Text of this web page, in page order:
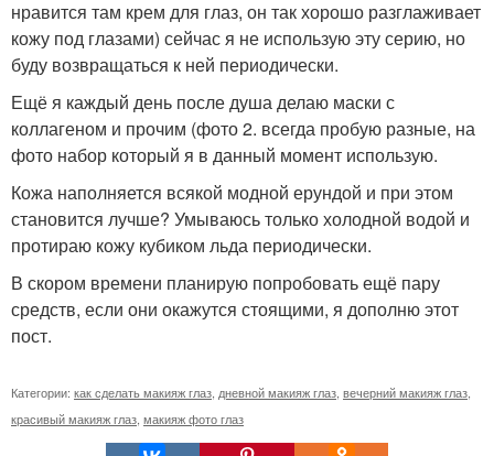
нравится там крем для глаз, он так хорошо разглаживает
кожу под глазами) сейчас я не использую эту серию, но
буду возвращаться к ней периодически.
Ещё я каждый день после душа делаю маски с
коллагеном и прочим (фото 2. всегда пробую разные, на
фото набор который я в данный момент использую.
Кожа наполняется всякой модной ерундой и при этом
становится лучше? Умываюсь только холодной водой и
протираю кожу кубиком льда периодически.
В скором времени планирую попробовать ещё пару
средств, если они окажутся стоящими, я дополню этот
пост.
Категории: как сделать макияж глаз дневной макияж глаз вечерний макияж глаз
красивый макияж глаз макияж фото глаз